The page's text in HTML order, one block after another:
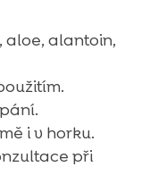
aloe, alantoin,
i v horku.
při